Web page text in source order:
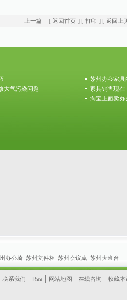
上一篇 [ 返回首页 ] [ 打印 ] [ 返回上
苏州办公家具
大气污染问题
家具销售现在
淘宝上面卖办
办公椅 苏州文件柜 苏州会议桌 苏州大班台
联系我们 Rss 网站地图 在线咨询 收藏本